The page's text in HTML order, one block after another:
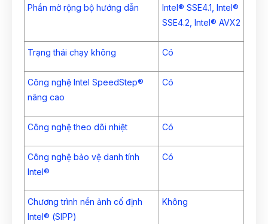
Phần mở rộng bộ hướng dẫn
Intel® SSE4.1, Intel®
SSE4.2, Intel® AVX2
Trạng thái chạy không Có
Công nghệ Intel SpeedStep®
nâng cao
Có
Công nghệ theo dõi nhiệt Có
Công nghệ bảo vệ danh tính
Intel®
Có
Chương trình nền ảnh cố định
Intel® (SIPP)
Không